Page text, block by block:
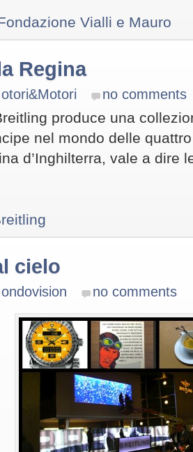
Vialli e Mauro
Regina
no comments
produce una
nel mondo delle
d’Inghilterra, vale a dire
cielo
no comments